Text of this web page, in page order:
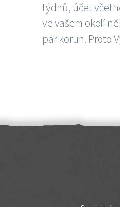
týdnů, účet
ve vašem okolí
par korun. Proto
Sami